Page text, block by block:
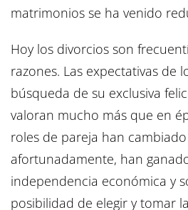
matrimonios se ha venido
Hoy los divorcios son
razones. Las expectativas de
búsqueda de su exclusiva
valoran mucho más que en
roles de pareja han
afortunadamente, han
independencia económica y
posibilidad de elegir y tomar